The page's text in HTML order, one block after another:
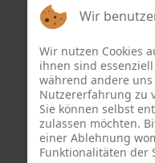
Hélène Argo,
Eric Schaftlein.
aus den
Dorrety
Eekhoutund
aus
Salomé Herbst
Wir
Wir nutzen Cookies
ihnen sind
während andere
Nutzererfahrung zu
Sie können selbst
zulassen möchten.
einer Ablehnung
Funktionalitäten der